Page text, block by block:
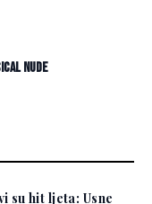
Nude
su hit ljeta: Usne